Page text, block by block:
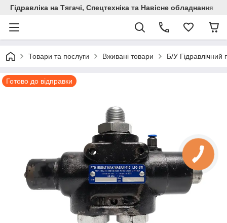
Гідравліка на Тягачі, Спецтехніка та Навісне обладнання
Товари та послуги Вживані товари Б/У
Готово до відправки